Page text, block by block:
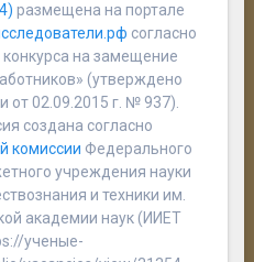
размещена на портале
согласно
на замещение
(утверждено
от 02.09.2015 г. № 937).
создана согласно
комиссии Федерального
учреждения науки
и техники им.
академии наук (ИИЕТ
ученые-